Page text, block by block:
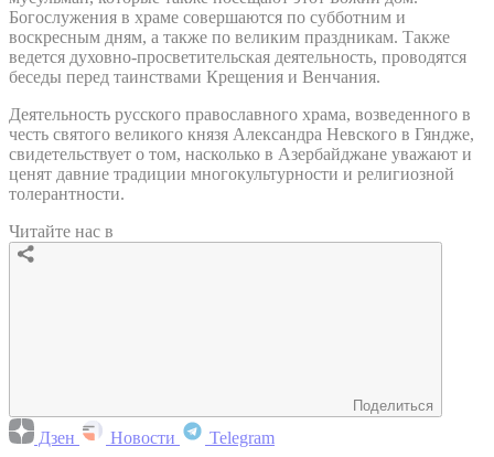
Богослужения в храме совершаются по субботним и
воскресным дням, а также по великим праздникам. Также
ведется духовно-просветительская деятельность, проводятся
беседы перед таинствами Крещения и Венчания.
Деятельность русского православного храма, возведенного в
честь святого великого князя Александра Невского в Гяндже,
свидетельствует о том, насколько в Азербайджане уважают и
ценят давние традиции многокультурности и религиозной
толерантности.
Читайте нас в
Поделиться
Дзен Новости Telegram